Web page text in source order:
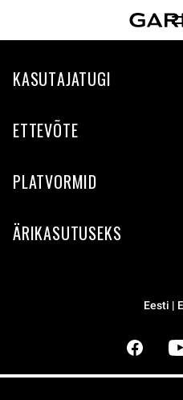
KASUTAJATUGI
ETTEVÕTE
PLATVORMID
ÄRIKASUTUSEKS
Eesti |